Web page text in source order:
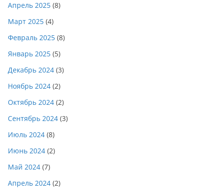
Апрель 2025 (8)
Март 2025 (4)
Февраль 2025 (8)
Январь 2025 (5)
Декабрь 2024 (3)
Ноябрь 2024 (2)
Октябрь 2024 (2)
Сентябрь 2024 (3)
Июль 2024 (8)
Июнь 2024 (2)
Май 2024 (7)
Апрель 2024 (2)